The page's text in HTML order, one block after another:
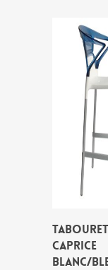
TABOURET
CAPRICE
BLANC/